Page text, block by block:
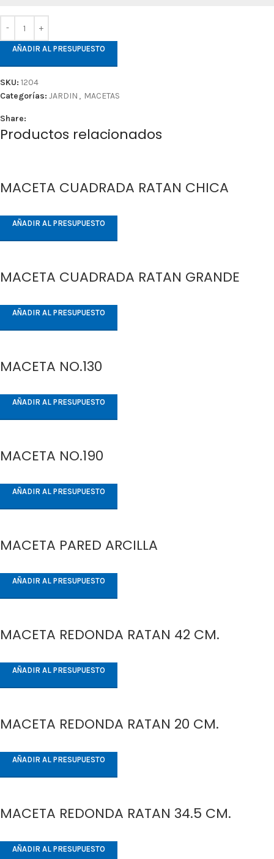
AÑADIR AL PRESUPUESTO
SKU: 1204
Categorías: JARDIN , MACETAS
Share:
Productos relacionados
MACETA CUADRADA RATAN CHICA
AÑADIR AL PRESUPUESTO
MACETA CUADRADA RATAN GRANDE
AÑADIR AL PRESUPUESTO
MACETA NO.130
AÑADIR AL PRESUPUESTO
MACETA NO.190
AÑADIR AL PRESUPUESTO
MACETA PARED ARCILLA
AÑADIR AL PRESUPUESTO
MACETA REDONDA RATAN 42 CM.
AÑADIR AL PRESUPUESTO
MACETA REDONDA RATAN 20 CM.
AÑADIR AL PRESUPUESTO
MACETA REDONDA RATAN 34.5 CM.
AÑADIR AL PRESUPUESTO